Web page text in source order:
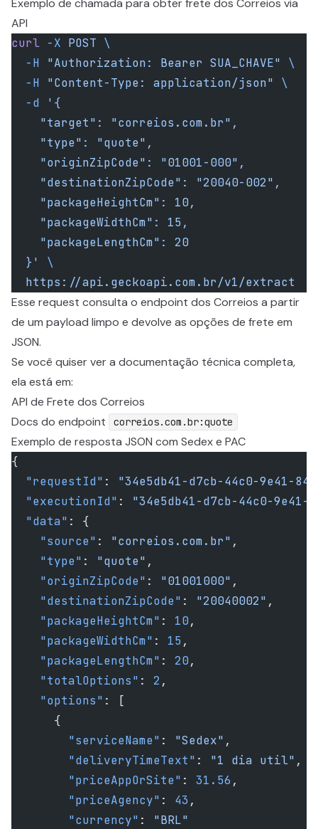
Exemplo de chamada para obter frete dos Correios via
API
curl -X POST \
  -H
"Authorization: Bearer SUA_CHAVE" \
  -H
"Content-Type: application/json" \
  -d
'{
    "target": "correios.com.br",
    "type": "quote",
    "originZipCode": "01001-000",
    "destinationZipCode": "20040-002",
    "packageHeightCm": 10,
    "packageWidthCm": 15,
    "packageLengthCm": 20
  }'
\
  https://api.geckoapi.com.br/v1/extract
Esse request consulta o endpoint dos Correios a partir
de um payload limpo e devolve as opções de frete em
JSON.
Se você quiser ver a documentação técnica completa,
ela está em:
API de Frete dos Correios
Docs do endpoint
correios.com.br:quote
Exemplo de resposta JSON com Sedex e PAC
{
  "requestId"
: "34e5db41-d7cb-44c0-9e41-
  "executionId"
: "34e5db41-d7cb-44c0-9e41-
  "data"
: {
    "source"
: "correios.com.br" ,
    "type"
: "quote" ,
    "originZipCode"
: "01001000" ,
    "destinationZipCode"
: "20040002" ,
    "packageHeightCm"
: 10,
    "packageWidthCm"
: 15 ,
    "packageLengthCm"
: 20,
    "totalOptions"
: 2 ,
    "options"
: [
      {
        "serviceName"
: "Sedex" ,
        "deliveryTimeText"
: "1 dia util" ,
        "priceAppOrSite"
: 31.56 ,
        "priceAgency"
: 43 ,
        "currency"
: "BRL"